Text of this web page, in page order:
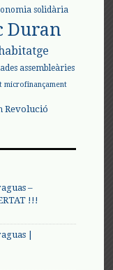
solidària
Duran
assembleàries
microfinançament
Revolució
–
!!!
|